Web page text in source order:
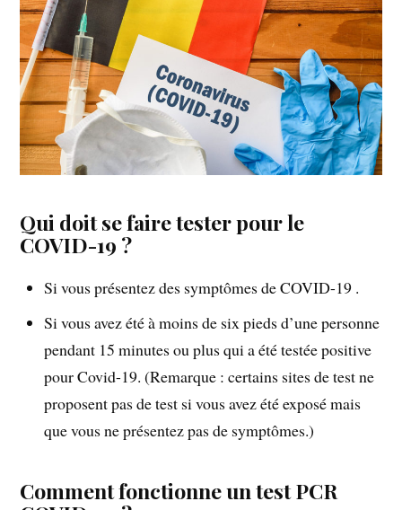
Qui doit se faire tester pour le
COVID-19 ?
Si vous présentez des symptômes de COVID-19 .
Si vous avez été à moins de six pieds d’une personne
pendant 15 minutes ou plus qui a été testée positive
pour Covid-19. (Remarque : certains sites de test ne
proposent pas de test si vous avez été exposé mais
que vous ne présentez pas de symptômes.)
Comment fonctionne un test PCR